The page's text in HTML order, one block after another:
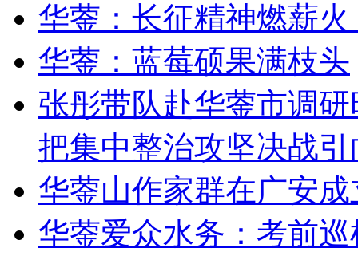
华蓥：长征精神燃薪
华蓥：蓝莓硕果满枝头
张彤带队赴华蓥市调
把集中整治攻坚决战
华蓥山作家群在广安成
华蓥爱众水务：考前